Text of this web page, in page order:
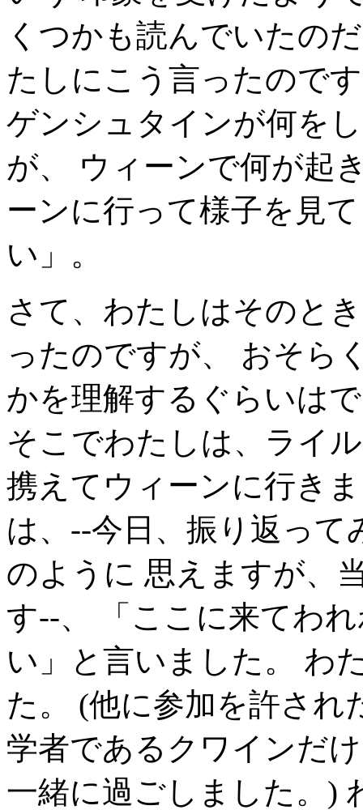
くつかも読んでいたの
たしにこう言ったので
ゲンシュタインが何を
が、 ウィーンで何が起
ーンに行って様子を見
い」。
さて、わたしはそのと
ったのですが、 おそら
かを理解するぐらいは
そこでわたしは、ライ
携えてウィーンに行き
は、--今日、振り返っ
のように 思えますが、
す--、 「ここに来てわ
い」と言いました。 わ
た。 (他に参加を許され
学者であるクワインだ
一緒に過ごしました。)